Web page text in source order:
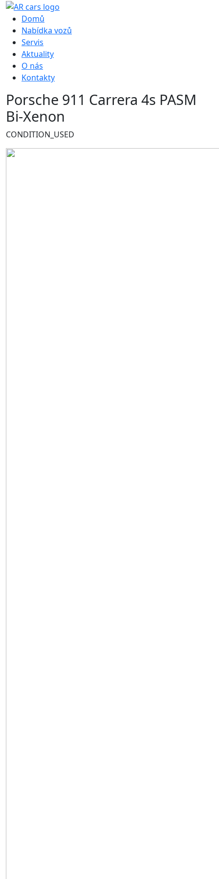
Hlavní navigace
Domů
Nabídka vozů
Servis
Aktuality
O nás
Kontakty
Porsche 911 Carrera 4s PASM
Bi-Xenon
CONDITION_USED
Obrázek